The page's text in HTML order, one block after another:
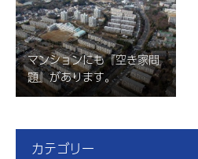
マンションにも『空き家問
題』があります。
カテゴリー